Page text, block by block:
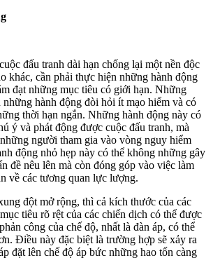
đấu tranh dài hạn chống lại một nền độc
khác, cần phải thực hiện những hành động
đạt những mục tiêu có giới hạn. Những
những hành động đòi hỏi ít mạo hiểm và có
thời hạn ngắn. Những hành động này có
ý và phát động được cuộc đấu tranh, mà
người tham gia vào vòng nguy hiểm
động nhỏ hẹp này có thể không những gây
đề nêu lên mà còn đóng góp vào việc làm
về các tương quan lực lượng.
đột mở rộng, thì cả kích thước của các
tiêu rõ rệt của các chiến dịch có thể được
công của chế độ, nhất là đàn áp, có thể
Điều này đặc biệt là trường hợp sẽ xảy ra
đặt lên chế độ áp bức những hao tổn càng